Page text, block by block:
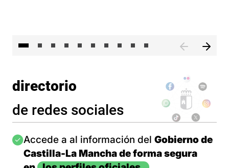
directorio
de redes sociales
Imagen
Accede a al información del Gobierno de
Castilla-La Mancha de forma segura